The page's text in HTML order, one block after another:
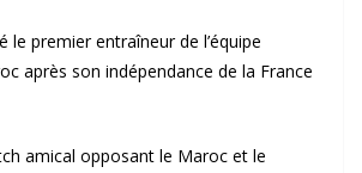
le premier entraîneur de l’équipe
après son indépendance de la France
amical opposant le Maroc et le